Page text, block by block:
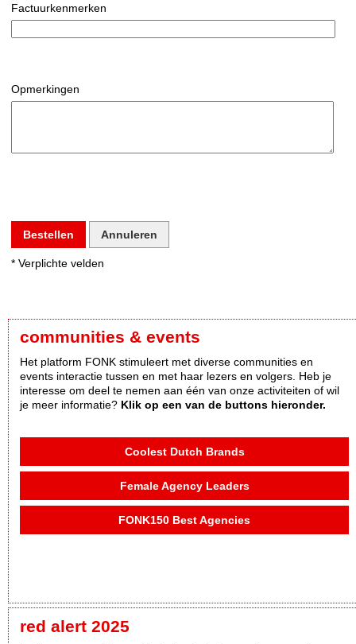
Factuurkenmerken
Opmerkingen
Bestellen Annuleren
* Verplichte velden
communities & events
Het platform FONK stimuleert met diverse communities en
events interactie tussen en met haar lezers en volgers. Heb je
interesse om deel te nemen aan één van onze activiteiten of wil
je meer informatie? Klik op een van de buttons hieronder.
Coolest Dutch Brands
Female Agency Leaders
FONK150 Best Agencies
red alert 2025